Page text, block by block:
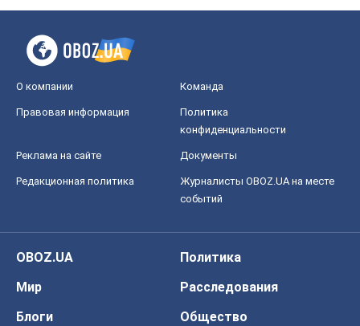
О компании Команда
Правовая информация
Политика
конфиденциальности
Реклама на сайте Документы
Редакционная политика
Журналисты OBOZ.UA на месте
событий
OBOZ.UA
Политика
Мир
Расследования
Блоги
Общество